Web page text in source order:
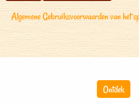
Algemene Gebruiksvoorwaarden van het
Ontdek